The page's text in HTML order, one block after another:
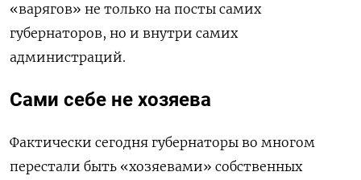
«варягов» не только на посты самих
губернаторов, но и внутри самих
администраций.
Сами себе не хозяева
Фактически сегодня губернаторы во многом
перестали быть «хозяевами» собственных